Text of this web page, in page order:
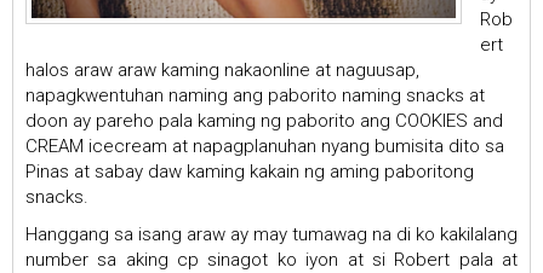
Rob
ert
halos araw araw kaming nakaonline at naguusap,
napagkwentuhan naming ang paborito naming snacks at
doon ay pareho pala kaming ng paborito ang COOKIES and
CREAM icecream at napagplanuhan nyang bumisita dito sa
Pinas at sabay daw kaming kakain ng aming paboritong
snacks.
Hanggang sa isang araw ay may tumawag na di ko kakilalang
number sa aking cp sinagot ko iyon at si Robert pala at